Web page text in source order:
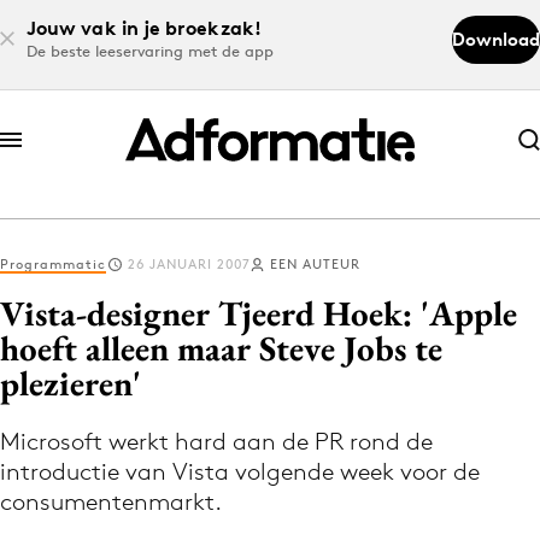
Jouw vak in je broekzak!
De beste leeservaring met de app
Download
Abonneer nu
Abonneer nu
Log in
Volg het laatste nieuws via de Adformatie
Nieuws app
Programmatic 26 JANUARI 2007 EEN AUTEUR
Vista-designer Tjeerd Hoek: 'Apple
hoeft alleen maar Steve Jobs te
plezieren'
Microsoft werkt hard aan de PR rond de
introductie van Vista volgende week voor de
consumentenmarkt.